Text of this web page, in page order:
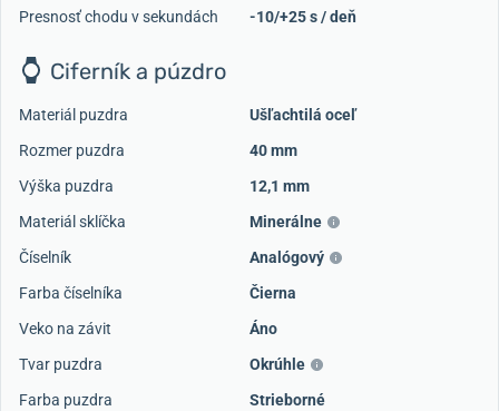
Presnosť chodu v sekundách
-10/+25 s / deň
Ciferník a púzdro
Materiál puzdra
Ušľachtilá oceľ
Rozmer puzdra
40 mm
Výška puzdra
12,1 mm
Materiál sklíčka
Minerálne
Číselník
Analógový
Farba číselníka
Čierna
Veko na závit
Áno
Tvar puzdra
Okrúhle
Farba puzdra
Strieborné